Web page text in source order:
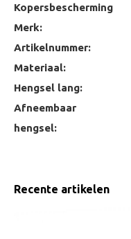
Kopersbescherming
Merk:
Artikelnummer:
Materiaal:
Hengsel lang:
Afneembaar
hengsel:
Recente artikelen